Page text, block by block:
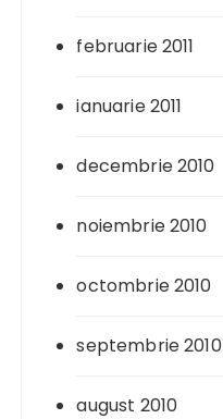
februarie 2011
ianuarie 2011
decembrie 2010
noiembrie 2010
octombrie 2010
septembrie 2010
august 2010